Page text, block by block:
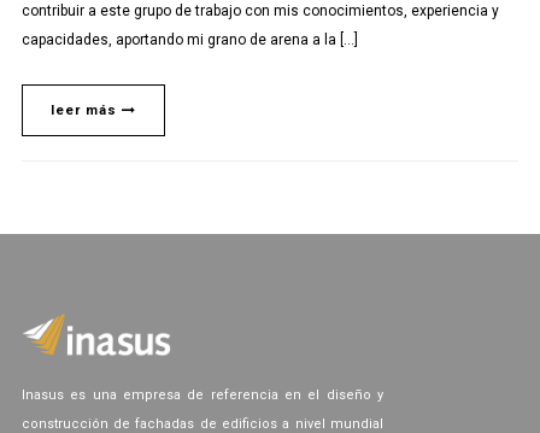
contribuir a este grupo de trabajo con mis conocimientos, experiencia y
capacidades, aportando mi grano de arena a la […]
leer más
Inasus es una empresa de referencia en el diseño y
construcción de fachadas de edificios a nivel mundial